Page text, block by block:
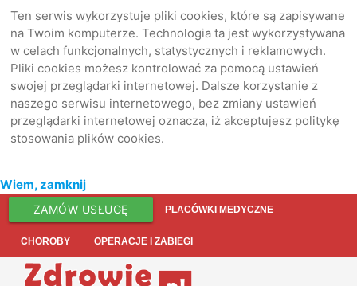
Ten serwis wykorzystuje pliki cookies, które są zapisywane
na Twoim komputerze. Technologia ta jest wykorzystywana
w celach funkcjonalnych, statystycznych i reklamowych.
Pliki cookies możesz kontrolować za pomocą ustawień
swojej przeglądarki internetowej. Dalsze korzystanie z
naszego serwisu internetowego, bez zmiany ustawień
przeglądarki internetowej oznacza, iż akceptujesz politykę
stosowania plików cookies.
Wiem, zamknij
ZAMÓW USŁUGĘ PLACÓWKI MEDYCZNE
CHOROBY OPERACJE I ZABIEGI